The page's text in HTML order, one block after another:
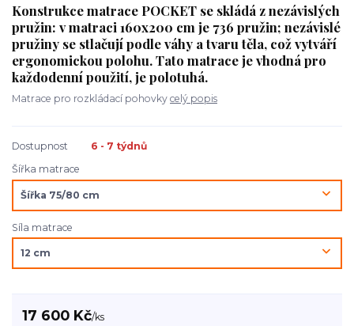
Konstrukce matrace POCKET se skládá z nezávislých
pružin: v matraci 160x200 cm je 736 pružin; nezávislé
pružiny se stlačují podle váhy a tvaru těla, což vytváří
ergonomickou polohu. Tato matrace je vhodná pro
každodenní použití, je polotuhá.
Matrace pro rozkládací pohovky celý popis
Dostupnost
6 - 7 týdnů
Šířka matrace
Síla matrace
17 600 Kč/ks